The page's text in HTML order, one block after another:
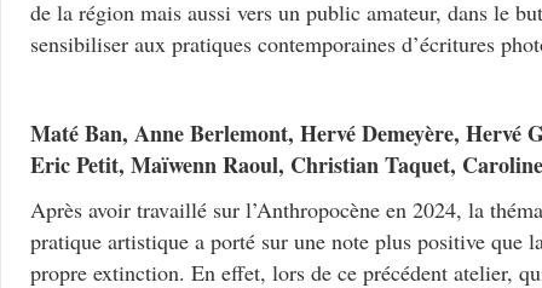
de la région mais aussi vers un public amateur, dans le
sensibiliser aux pratiques contemporaines d’écritures
Maté Ban, Anne Berlemont, Hervé Demeyère, Hervé
Eric Petit, Maïwenn Raoul, Christian Taquet,
Après avoir travaillé sur l’Anthropocène en 2024, la
pratique artistique a porté sur une note plus positive que
propre extinction. En effet, lors de ce précédent atelier,